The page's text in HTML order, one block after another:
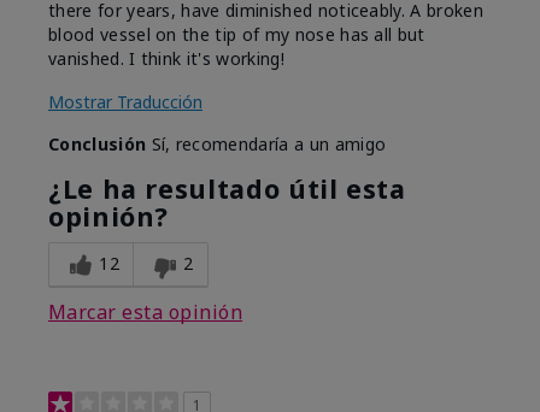
there for years, have diminished noticeably. A broken
blood vessel on the tip of my nose has all but
vanished. I think it's working!
Mostrar Traducción
Conclusión Sí, recomendaría a un amigo
¿Le ha resultado útil esta
opinión?
12 2
Marcar esta opinión
1